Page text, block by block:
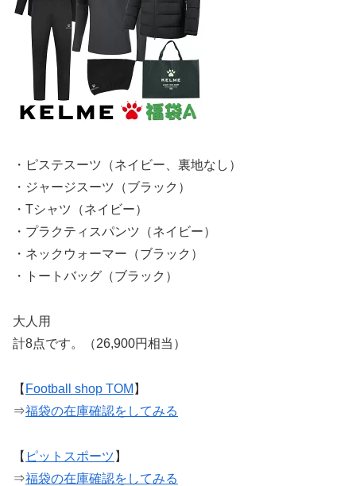
・ピステスーツ（ネイビー、裏地なし）
・ジャージスーツ（ブラック）
・Tシャツ（ネイビー）
・プラクティスパンツ（ネイビー）
・ネックウォーマー（ブラック）
・トートバッグ（ブラック）
大人用
計8点です。（26,900円相当）
【 Football shop TOM 】
⇒福袋の在庫確認をしてみる
【 ピットスポーツ 】
⇒福袋の在庫確認をしてみる